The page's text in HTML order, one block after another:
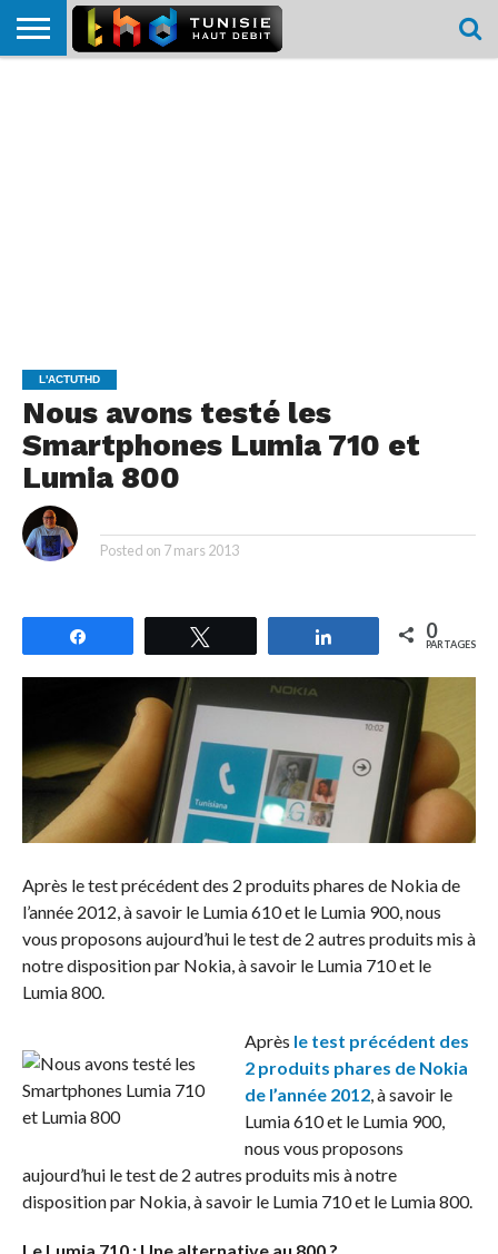
L'ACTUTHD
Nous avons testé les
Smartphones Lumia 710 et
Lumia 800
Posted on 7 mars 2013
Partagez 0
PARTAGES
Après le test précédent des 2 produits phares de Nokia de
l’année 2012, à savoir le Lumia 610 et le Lumia 900, nous
vous proposons aujourd’hui le test de 2 autres produits mis à
notre disposition par Nokia, à savoir le Lumia 710 et le
Lumia 800.
Après le test précédent des
2 produits phares de Nokia
de l’année 2012, à savoir le
Lumia 610 et le Lumia 900,
nous vous proposons
aujourd’hui le test de 2 autres produits mis à notre
disposition par Nokia, à savoir le Lumia 710 et le Lumia 800.
Le Lumia 710 : Une alternative au 800 ?